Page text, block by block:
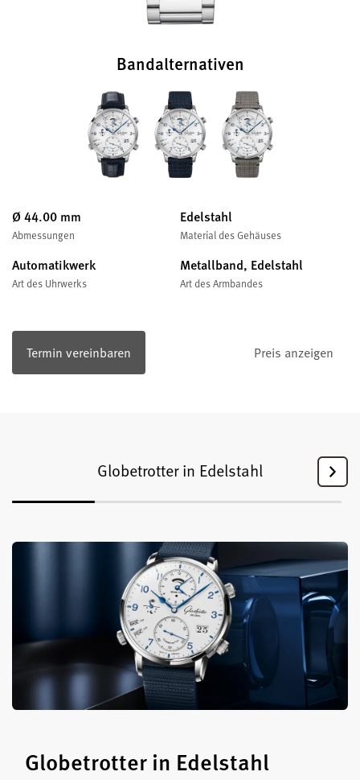
Bandalternativen
Ø 44.00 mm
Abmessungen
Edelstahl
Material des Gehäuses
Automatikwerk
Art des Uhrwerks
Metallband, Edelstahl
Art des Armbandes
Termin vereinbaren Preis anzeigen
Globetrotter in Edelstahl
Globetrotter in Edelstahl